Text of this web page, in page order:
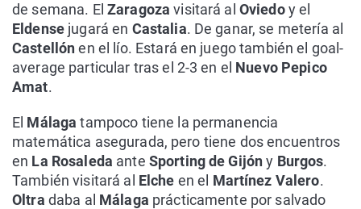
de semana. El Zaragozavisitará al Oviedoy el
Eldense jugará en Castalia. De ganar, se metería al
Castellónen el lío. Estará en juego también el goal-
average particular tras el 2-3 en el Nuevo Pepico
Amat.
El Málagatampoco tiene la permanencia
matemática asegurada, pero tiene dos encuentros
en La Rosaleda ante Sporting de Gijóny Burgos.
También visitará al Elche en el Martínez Valero.
Oltra daba al Málaga prácticamente por salvado